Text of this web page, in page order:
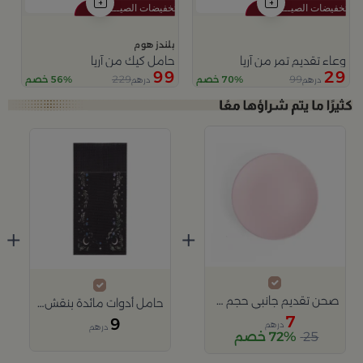
وعاء تقديم تمر من آريا
29 درهم99 70% خصم
بلندز هوم
حامل كيك من آريا
99 درهم229 56% خصم
صحن تقديم جانبي حجم صغير باللون الوردي من سولانا
7 درهم
25 72% خصم
+
حامل أدوات مائدة بنقش الزهور من عسيب
9 درهم
+